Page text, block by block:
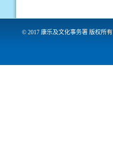
© 2017 康乐及文化事务署 版权所有